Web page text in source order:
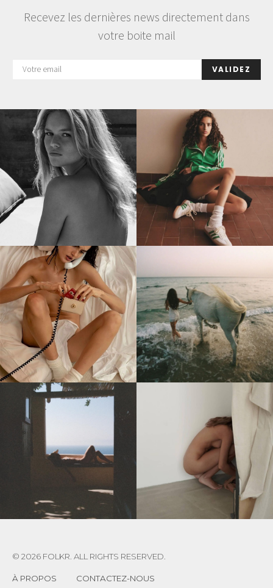
Recevez les dernières news directement dans
votre boite mail
VALIDEZ
© 2026 FOLKR. ALL RIGHTS RESERVED.
À PROPOS CONTACTEZ-NOUS